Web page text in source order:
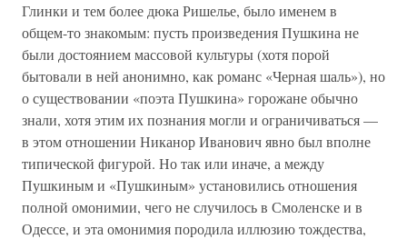
Глинки и тем более дюка Ришелье, было именем в
общем-то знакомым: пусть произведения Пушкина не
были достоянием массовой культуры (хотя порой
бытовали в ней анонимно, как романс «Черная шаль»), но
о существовании «поэта Пушкина» горожане обычно
знали, хотя этим их познания могли и ограничиваться —
в этом отношении Никанор Иванович явно был вполне
типической фигурой. Но так или иначе, а между
Пушкиным и «Пушкиным» установились отношения
полной омонимии, чего не случилось в Смоленске и в
Одессе, и эта омонимия породила иллюзию тождества,